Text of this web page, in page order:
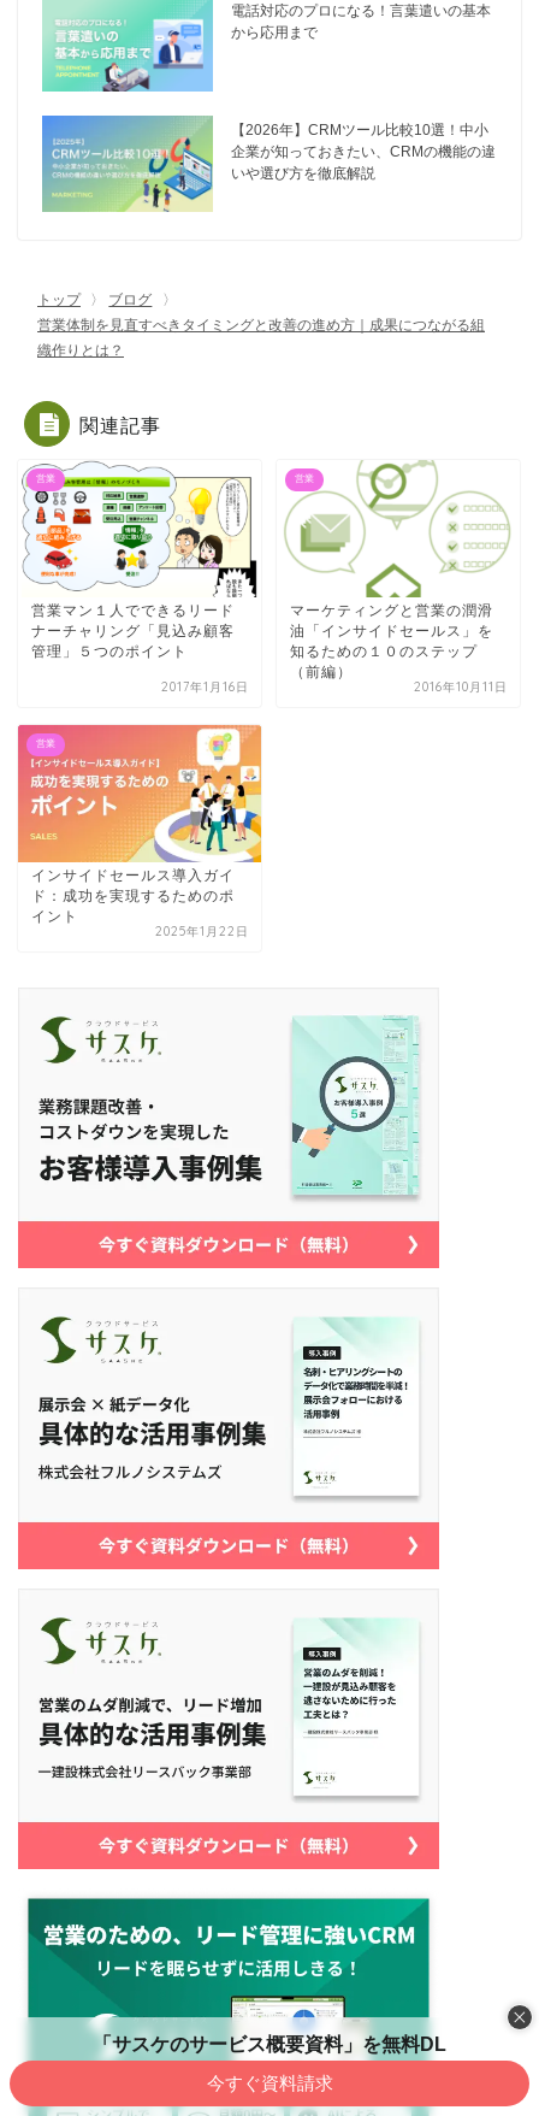
電話対応のプロになる！言葉遣いの基本
から応用まで
【2026年】CRMツール比較10選！中小
企業が知っておきたい、CRMの機能の違
いや選び方を徹底解説
トップ
ブログ
営業体制を見直すべきタイミングと改善の進め方｜成果につながる組
織作りとは？
関連記事
営業
営業マン１人でできるリード
ナーチャリング「見込み顧客
管理」５つのポイント
2017年1月16日
営業
マーケティングと営業の潤滑
油「インサイドセールス」を
知るための１０のステップ
（前編）
2016年10月11日
営業
インサイドセールス導入ガイ
ド：成功を実現するためのポ
イント
2025年1月22日
「サスケのサービス概要資料」を無料DL
今すぐ資料請求